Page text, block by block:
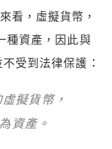
看，虛擬貨幣，
種資產，因此與
受到法律保護：
擬貨幣，
資產。